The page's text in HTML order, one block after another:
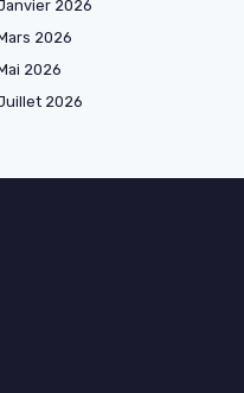
2026
2026
2026
2026